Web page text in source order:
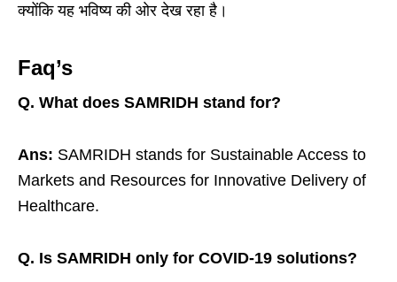
क्योंकि यह भविष्य की ओर देख रहा है।
Faq’s
Q. What does SAMRIDH stand for?
Ans: SAMRIDH stands for Sustainable Access to
Markets and Resources for Innovative Delivery of
Healthcare.
Q. Is SAMRIDH only for COVID-19 solutions?